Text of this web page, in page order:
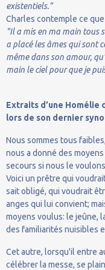
existentiels.”
Charles contemple ce
"Il a mis en ma main tous
a placé les âmes qui sont
même dans son amour,
main le ciel pour que je
Extraits d’une Homélie
lors de son dernier
Nous sommes tous
nous a donné des
secours si nous le
Voici un prêtre qui
sait obligé, qui voudrait
anges qui lui convient;
moyens voulus: le jeûne,
des familiarités nuisibles
Cet autre, lorsqu'il entre
célébrer la messe, se